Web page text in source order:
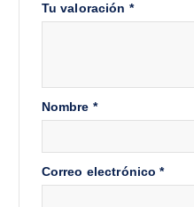
Tu valoración *
Nombre *
Correo electrónico*